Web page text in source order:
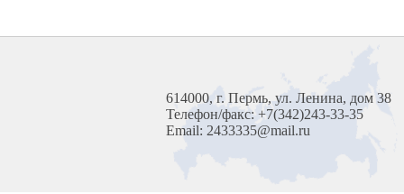
614000, г. Пермь, ул. Ленина, дом 38
Телефон/факс: +7(342)243-33-35
Email: 2433335@mail.ru